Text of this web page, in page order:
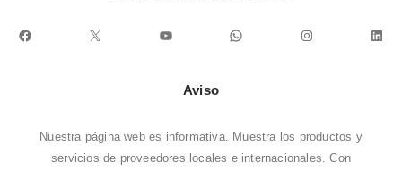
Facebook X YouTube WhatsApp Instagram
Aviso
Nuestra página web es informativa. Muestra los productos y
servicios de proveedores locales e internacionales. Con